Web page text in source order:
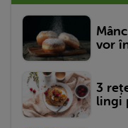
vor
3
lingi